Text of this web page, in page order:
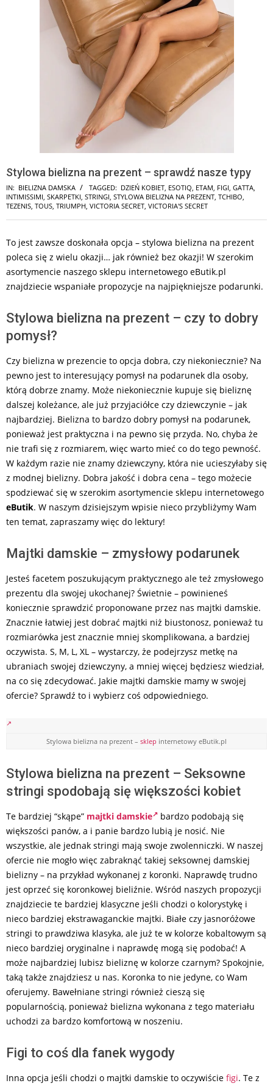
Stylowa bielizna na prezent – sprawdź nasze typy
IN: BIELIZNA DAMSKA TAGGED: DZIEŃ KOBIET, ESOTIQ, ETAM, FIGI, GATTA,
INTIMISSIMI, SKARPETKI, STRINGI, STYLOWA BIELIZNA NA PREZENT, TCHIBO,
TEZENIS, TOUS, TRIUMPH, VICTORIA SECRET, VICTORIA'S SECRET
To jest zawsze doskonała opcja – stylowa bielizna na prezent
poleca się z wielu okazji… jak również bez okazji! W szerokim
asortymencie naszego sklepu internetowego eButik.pl
znajdziecie wspaniałe propozycje na najpiękniejsze podarunki.
Stylowa bielizna na prezent – czy to dobry
pomysł?
Czy bielizna w prezencie to opcja dobra, czy niekoniecznie? Na
pewno jest to interesujący pomysł na podarunek dla osoby,
którą dobrze znamy. Może niekoniecznie kupuje się bieliznę
dalszej koleżance, ale już przyjaciółce czy dziewczynie – jak
najbardziej. Bielizna to bardzo dobry pomysł na podarunek,
ponieważ jest praktyczna i na pewno się przyda. No, chyba że
nie trafi się z rozmiarem, więc warto mieć co do tego pewność.
W każdym razie nie znamy dziewczyny, która nie ucieszyłaby się
z modnej bielizny. Dobra jakość i dobra cena – tego możecie
spodziewać się w szerokim asortymencie sklepu internetowego
eButik. W naszym dzisiejszym wpisie nieco przybliżymy Wam
ten temat, zapraszamy więc do lektury!
Majtki damskie – zmysłowy podarunek
Jesteś facetem poszukującym praktycznego ale też zmysłowego
prezentu dla swojej ukochanej? Świetnie – powinieneś
koniecznie sprawdzić proponowane przez nas majtki damskie.
Znacznie łatwiej jest dobrać majtki niż biustonosz, ponieważ tu
rozmiarówka jest znacznie mniej skomplikowana, a bardziej
oczywista. S, M, L, XL – wystarczy, że podejrzysz metkę na
ubraniach swojej dziewczyny, a mniej więcej będziesz wiedział,
na co się zdecydować. Jakie majtki damskie mamy w swojej
ofercie? Sprawdź to i wybierz coś odpowiedniego.
Stylowa bielizna na prezent – sklep internetowy eButik.pl
Stylowa bielizna na prezent – Seksowne
stringi spodobają się większości kobiet
Te bardziej “skąpe” majtki damskie
bardzo podobają się
większości panów, a i panie bardzo lubią je nosić. Nie
wszystkie, ale jednak stringi mają swoje zwolenniczki. W naszej
ofercie nie mogło więc zabraknąć takiej seksownej damskiej
bielizny – na przykład wykonanej z koronki. Naprawdę trudno
jest oprzeć się koronkowej bieliźnie. Wśród naszych propozycji
znajdziecie te bardziej klasyczne jeśli chodzi o kolorystykę i
nieco bardziej ekstrawaganckie majtki. Białe czy jasnoróżowe
stringi to prawdziwa klasyka, ale już te w kolorze kobaltowym są
nieco bardziej oryginalne i naprawdę mogą się podobać! A
może najbardziej lubisz bieliznę w kolorze czarnym? Spokojnie,
taką także znajdziesz u nas. Koronka to nie jedyne, co Wam
oferujemy. Bawełniane stringi również cieszą się
popularnością, ponieważ bielizna wykonana z tego materiału
uchodzi za bardzo komfortową w noszeniu.
Figi to coś dla fanek wygody
Inna opcja jeśli chodzi o majtki damskie to oczywiście figi. Te z